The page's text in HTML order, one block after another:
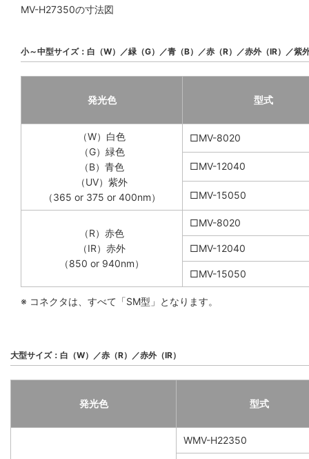
MV-H27350の寸法図
小～中型サイズ：白（W）／緑（G）／青（B）／赤（R）／赤外（IR）／紫
発光色 型式
（W）白色
（G）緑色
（B）青色
（UV）紫外
（365 or 375 or 400nm）
□MV-8020
□MV-12040
□MV-15050
（R）赤色
（IR）赤外
（850 or 940nm）
□MV-8020
□MV-12040
□MV-15050
※ コネクタは、すべて「SM型」となります。
大型サイズ：白（W）／赤（R）／赤外（IR）
発光色 型式
WMV-H22350